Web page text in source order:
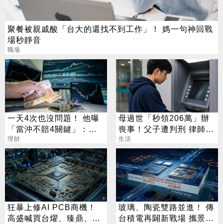
聚餐被親戚酸「台大的還找不到工作」！ 媽一句神回戰
場秒靜音
職場
一天4次也沒問題！ 他曝
「當沖不賠4關鍵」：要
賺很容易
理財
母過世「秒領206萬」辦
喪事！父子遭判刑 律師：
搶錢先下手是罪
生活
狂暴上修AI PCB商機！
高盛喊買台燿、臻鼎、台
玻璃、陶瓷雙路並進！ 傳
台積電再闢新戰場 攜景碩